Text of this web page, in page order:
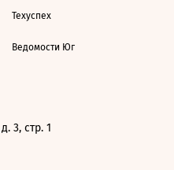
Техуспех
Ведомости Юг
3, стр. 1